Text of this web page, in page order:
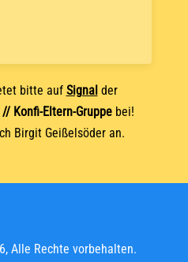
bitte auf Signal der
Konfi-Eltern-Gruppebei!
Birgit Geißelsöder an.
Alle Rechte vorbehalten.